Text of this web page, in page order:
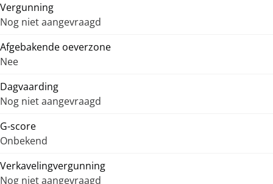
Vergunning
Nog niet aangevraagd
Afgebakende oeverzone
Nee
Dagvaarding
Nog niet aangevraagd
G-score
Onbekend
Verkavelingvergunning
Nog niet aangevraagd